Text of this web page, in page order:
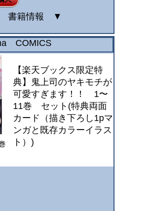
書籍情報 ▼
COMICS
【楽天ブックス限定特
典】鬼上司のヤキモチが
可愛すぎます！！ 1〜
11巻 セット(特典両面
カード（描き下ろし1pマ
ンガと既存カラーイラス
ト）)